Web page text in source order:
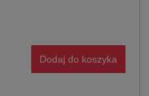
Dodaj do koszyka